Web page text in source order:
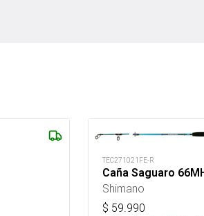
TEC271021FE-R
Caña Saguaro
Shimano
$ 59.990